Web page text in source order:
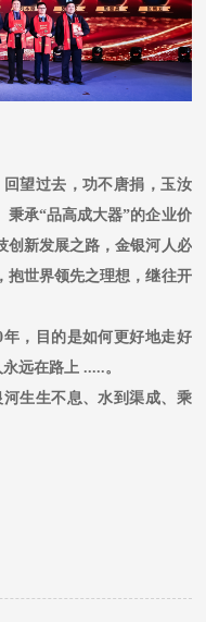
望过去，功不唐捐，玉汝
秉承“品高成大器”的企业价
创新发展之路，金银河人必
抱世界领先之理想，继往开
，目的是如何更好地走好
远在路上 .....。
生生不息、水到渠成、乘